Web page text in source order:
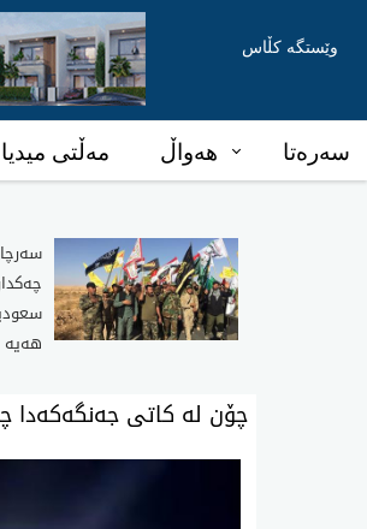
وێستگە کڵاس
سەرەتا هەواڵ مەڵتی میدیا
هەیە
چۆن له‌ كاتی جه‌نگه‌كه‌دا